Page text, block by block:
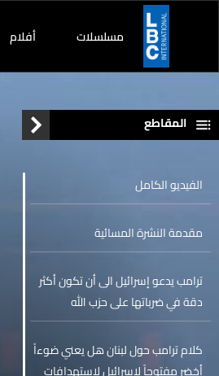
مسلسلات أفلام
المقاطع
الفيديو الكامل
مقدمة النشرة المسائية
ترامب يدعو إسرائيل الى أن تكون أكثر
دقة في ضرباتها على حزب الله
كلام ترامب حول لبنان هل يعني ضوءاً
أخضر مفتوحاً لإسرائيل لإستهدافات